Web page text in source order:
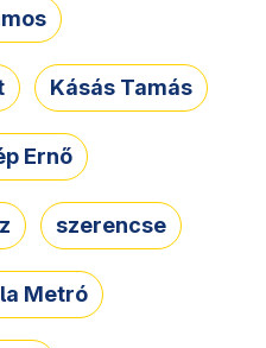
Kásás Tamás
Ernő
szerencse
Metró